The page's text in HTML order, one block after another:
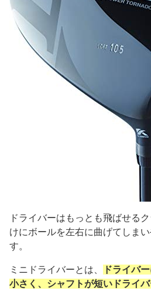
ドライバーはもっとも飛ばせる
けにボールを左右に曲げてしま
す。
ミニドライバーとは、
ドライバ
小さく、シャフトが短いドライ